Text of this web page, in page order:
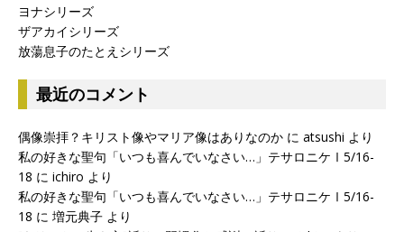
ヨナシリーズ
ザアカイシリーズ
放蕩息子のたとえシリーズ
最近のコメント
偶像崇拝？キリスト像やマリア像はありなのか に atsushi より
私の好きな聖句「いつも喜んでいなさい…」テサロニケⅠ5/16-
18 に ichiro より
私の好きな聖句「いつも喜んでいなさい…」テサロニケⅠ5/16-
18 に 増元典子 より